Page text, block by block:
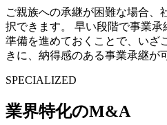
ご親族への承継が困難な場合、
択できます。 早い段階で事業承
準備を進めておくことで、いざ
きに、納得感のある事業承継が
SPECIALIZED
業界特化のM&A